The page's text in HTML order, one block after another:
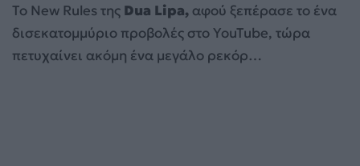
Το New Rules της Dua Lipa, αφού ξεπέρασε το ένα
δισεκατομμύριο προβολές στο YouTube, τώρα
πετυχαίνει ακόμη ένα μεγάλο ρεκόρ…